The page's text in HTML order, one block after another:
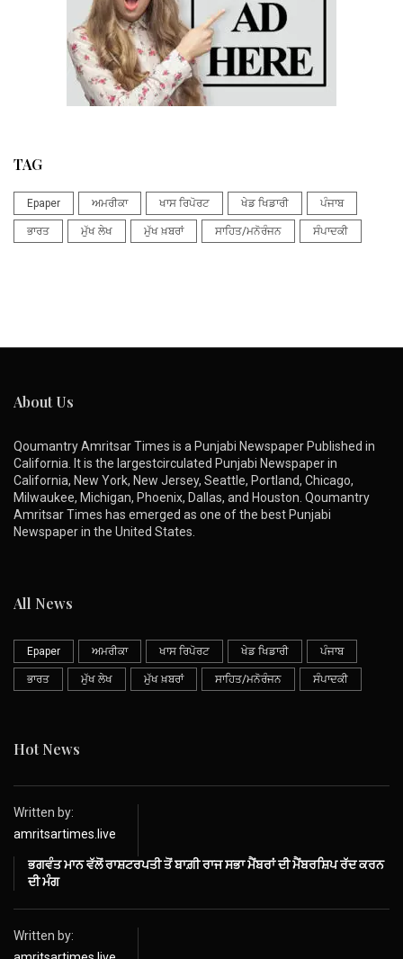
TAG
Epaper ਅਮਰੀਕਾ ਖਾਸ ਰਿਪੋਰਟ ਖੇਡ ਖਿਡਾਰੀ ਪੰਜਾਬ
ਭਾਰਤ ਮੁੱਖ ਲੇਖ ਮੁੱਖ ਖ਼ਬਰਾਂ ਸਾਹਿਤ/ਮਨੋਰੰਜਨ ਸੰਪਾਦਕੀ
About Us
Qoumantry Amritsar Times is a Punjabi Newspaper Published in
California. It is the largestcirculated Punjabi Newspaper in
California, New York, New Jersey, Seattle, Portland, Chicago,
Milwaukee, Michigan, Phoenix, Dallas, and Houston. Qoumantry
Amritsar Times has emerged as one of the best Punjabi
Newspaper in the United States.
All News
Epaper ਅਮਰੀਕਾ ਖਾਸ ਰਿਪੋਰਟ ਖੇਡ ਖਿਡਾਰੀ ਪੰਜਾਬ
ਭਾਰਤ ਮੁੱਖ ਲੇਖ ਮੁੱਖ ਖ਼ਬਰਾਂ ਸਾਹਿਤ/ਮਨੋਰੰਜਨ ਸੰਪਾਦਕੀ
Hot News
Written by:
amritsartimes.live
ਭਗਵੰਤ ਮਾਨ ਵੱਲੋਂ ਰਾਸ਼ਟਰਪਤੀ ਤੋਂ ਬਾਗ਼ੀ ਰਾਜ ਸਭਾ ਮੈਂਬਰਾਂ ਦੀ ਮੈਂਬਰਸ਼ਿਪ ਰੱਦ ਕਰਨ
ਦੀ ਮੰਗ
Written by: